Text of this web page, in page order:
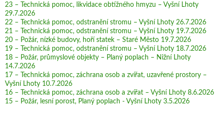
23 – Technická pomoc, likvidace obtížného hmyzu – Vyšní Lhoty
29.7.2026
22 – Technická pomoc, odstranění stromu – Vyšní Lhoty 26.7.2026
21 – Technická pomoc, odstranění stromu – Vyšní Lhoty 19.7.2026
20 – Požár, nízké budovy, hoří statek – Staré Město 19.7.2026
19 – Technická pomoc, odstranění stromu – Vyšní Lhoty 18.7.2026
18 – Požár, průmyslové objekty – Planý poplach – Nižní Lhoty
14.7.2026
17 – Technická pomoc, záchrana osob a zvířat, uzavřené prostory –
Vyšní Lhoty 10.7.2026
16 – Technická pomoc, záchrana osob a zvířat – Vyšní Lhoty 8.6.2026
15 – Požár, lesní porost, Planý poplach - Vyšní Lhoty 3.5.2026